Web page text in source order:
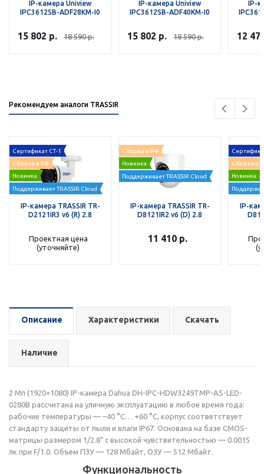
IP-камера Uniview
IPC3612SB-ADF28KM-I0
15 802 р. 18 590р.
IP-камера Uniview
IPC3612SB-ADF40KM-I0
15 802 р. 18 590р.
IP-
12
Рекомендуем аналоги TRASSIR
Сертификат СТ-1
Сборка в РФ
Новинка
Поддерживает TRASSIR Cloud
IP-камера TRASSIR TR-
D2121IR3 v6 (R) 2.8
Проектная цена
(уточняйте)
Сборка в РФ
Новинка
Поддерживает TRASSIR Cloud
IP-камера TRASSIR TR-
D8121IR2 v6 (D) 2.8
11 410 р.
Сборка в
Новинка
IP-
Описание Характеристики Скачать
Наличие
2 Мп (1920×1080) IP-камера Dahua DH-IPC-HDW3249TMP-AS-LED-
0280B рассчитана на уличную эксплуатацию в любое время года:
рабочие температуры — –40 °C… +60 °C, корпус соответствует
стандарту защиты от пыли и влаги IP67. Основана на базе CMOS-
матрицы размером 1/2.8" с высокой чувствительностью — 0.0015
лк при F/1.0. Объем ПЗУ — 128 Мбайт, ОЗУ — 512 Мбайт.
Функциональность